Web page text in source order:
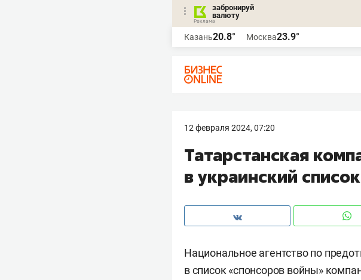
забронируй
валюту
Казань20.8° Москва23.9°
12 февраля 2024, 07:20
Татарстанская
в украинский
Национальное агентство по
в список «спонсоров войны»